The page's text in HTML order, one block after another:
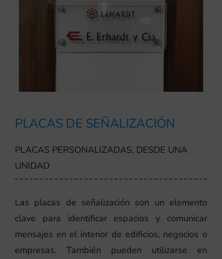
PLACAS DE SEÑALIZACIÓN
PLACAS PERSONALIZADAS, DESDE UNA
UNIDAD
Las placas de señalización son un elemento
clave para identificar espacios y comunicar
mensajes en el interior de edificios, negocios o
empresas. También pueden utilizarse en